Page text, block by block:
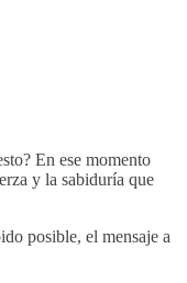
En ese momento
y la sabiduría que
posible, el mensaje a